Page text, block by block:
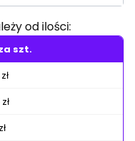
od ilości:
szt.